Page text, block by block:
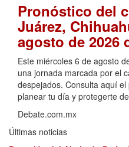
Pronóstico del
Juárez,
agosto de 2026
Este miércoles 6 de agosto
una jornada marcada por el
despejados. Consulta aquí
planear tu día y protegerte
Debate.com.mx
Últimas noticias